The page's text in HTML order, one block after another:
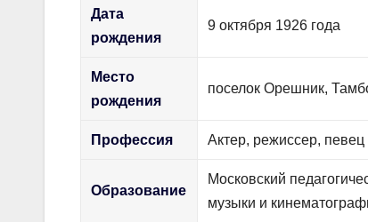
Дата
рождения
9 октября 1926 года
Место
рождения
поселок Орешник,
Профессия Актер, режиссер, певец
Образование
Московский
музыки и